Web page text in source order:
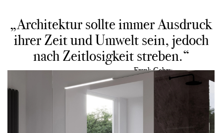
„Architektur sollte immer Ausdruck
ihrer Zeit und Umwelt sein, jedoch
nach Zeitlosigkeit streben.“
Frank Gehry